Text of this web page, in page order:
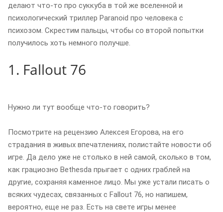
делают что-то про суккуба в той же вселенной и
психологический триллер Paranoid про человека с
психозом. Скрестим пальцы, чтобы со второй попытки
получилось хоть немного получше.
1. Fallout 76
Нужно ли тут вообще что-то говорить?
Посмотрите на рецензию Алексея Егорова, на его
страдания в живых впечатлениях, полистайте новости об
игре. Да дело уже не столько в ней самой, сколько в том,
как грациозно Bethesda прыгает с одних граблей на
другие, сохраняя каменное лицо. Мы уже устали писать о
всяких чудесах, связанных с Fallout 76, но напишем,
вероятно, еще не раз. Есть на свете игры менее